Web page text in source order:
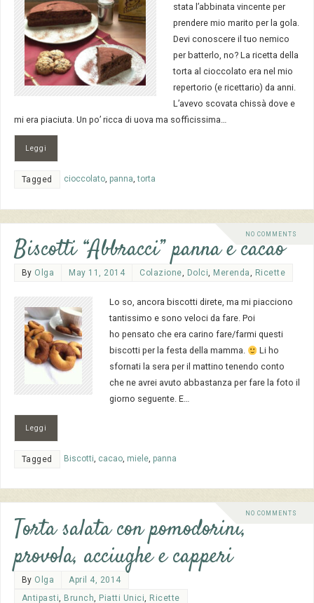
stata l’abbinata vincente per
prendere mio marito per la gola.
Devi conoscere il tuo nemico
per batterlo, no? La ricetta della
torta al cioccolato era nel mio
repertorio (e ricettario) da anni.
L’avevo scovata chissà dove e
mi era piaciuta. Un po’ ricca di uova ma sofficissima…
Leggi
Tagged cioccolato, panna,torta
NO COMMENTS
Biscotti “Abbracci” panna e cacao
By Olga May 11, 2014 Colazione, Dolci, Merenda, Ricette
Lo so, ancora biscotti direte, ma mi piacciono
tantissimo e sono veloci da fare. Poi
ho pensato che era carino fare/farmi questi
biscotti per la festa della mamma.
Li ho
sfornati la sera per il mattino tenendo conto
che ne avrei avuto abbastanza per fare la foto il
giorno seguente. E…
Leggi
Tagged Biscotti cacao, miele, panna
NO COMMENTS
Torta salata con pomodorini,
provola, acciughe e capperi
By Olga
April 4, 2014
Antipasti, Brunch, Piatti Unici, Ricette